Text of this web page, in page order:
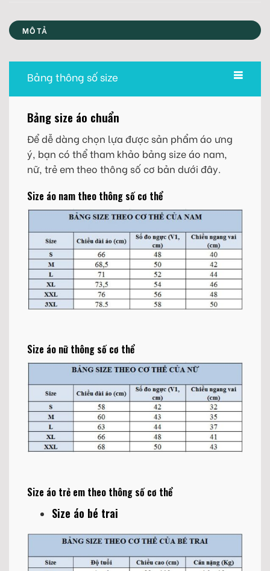
MÔ TẢ
Bảng thông số size
Bảng size áo chuẩn
Để dễ dàng chọn lựa được sản phẩm áo ưng
ý, bạn có thể tham khảo bảng size áo nam,
nữ, trẻ em theo thông số cơ bản dưới đây.
Size áo nam theo thông số cơ thể
Size áo nữ thông số cơ thể
Size áo trẻ em theo thông số cơ thể
Size áo bé trai